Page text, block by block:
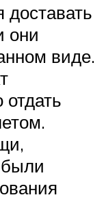
они
виде.
были